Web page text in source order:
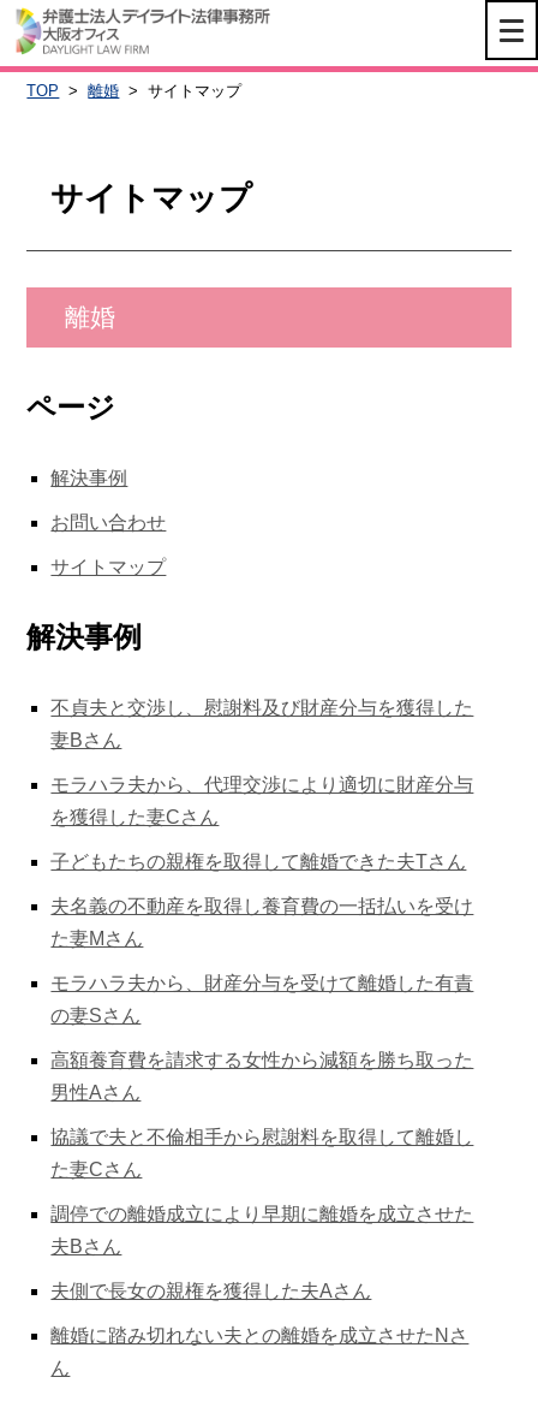
TOP >離婚 >サイトマップ
サイトマップ
離婚
ページ
解決事例
お問い合わせ
サイトマップ
解決事例
不貞夫と交渉し、慰謝料及び財産分与を獲得した
妻Bさん
モラハラ夫から、代理交渉により適切に財産分与
を獲得した妻Cさん
子どもたちの親権を取得して離婚できた夫Tさん
夫名義の不動産を取得し養育費の一括払いを受け
た妻Mさん
モラハラ夫から、財産分与を受けて離婚した有責
の妻Sさん
高額養育費を請求する女性から減額を勝ち取った
男性Aさん
協議で夫と不倫相手から慰謝料を取得して離婚し
た妻Cさん
調停での離婚成立により早期に離婚を成立させた
夫Bさん
夫側で長女の親権を獲得した夫Aさん
離婚に踏み切れない夫との離婚を成立させたNさ
ん